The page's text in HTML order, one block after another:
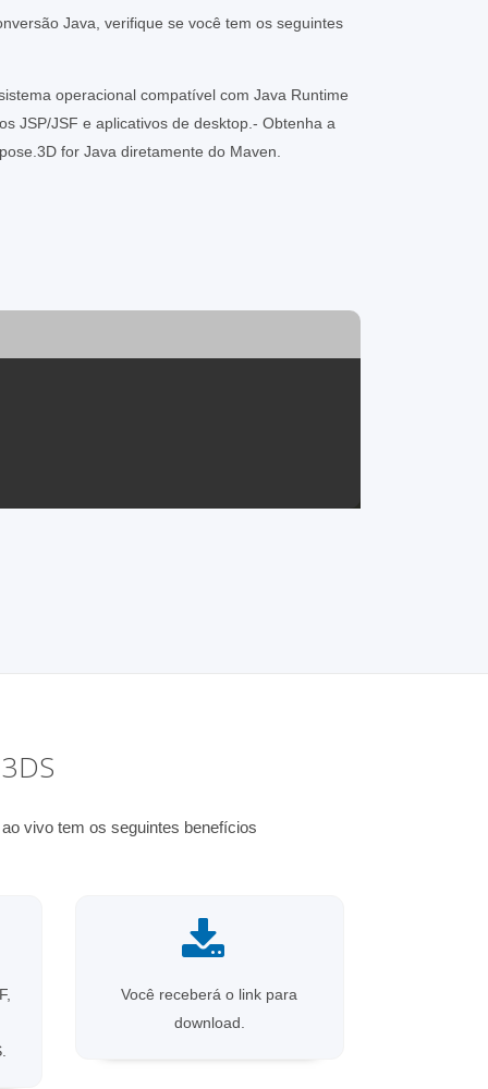
Java, verifique se você tem os seguintes
operacional compatível com Java Runtime
JSP/JSF e aplicativos de desktop.- Obtenha a
for Java diretamente do Maven.
vivo tem os seguintes benefícios
Você receberá o link para
download.